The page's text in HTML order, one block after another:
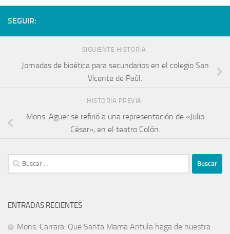
SEGUIR:
SIGUIENTE HISTORIA
Jornadas de bioética para secundarios en el colegio San
Vicente de Paúl.
HISTORIA PREVIA
Mons. Aguer se refirió a una representación de «Julio
César», en el teatro Colón.
ENTRADAS RECIENTES
Mons. Carrara: Que Santa Mama Antula haga de nuestra